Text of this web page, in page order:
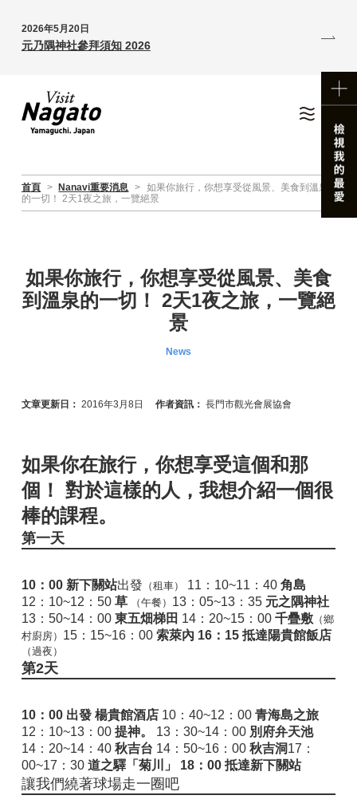
2026年5月20日
元乃隅神社參拜須知 2026
首頁 > Nanavi重要消息 > 如果你旅行，你想享受從風景、美食到溫泉
的一切！ 2天1夜之旅，一覽絕景
如果你旅行，你想享受從風景、美食
到溫泉的一切！ 2天1夜之旅，一覽絕
景
News
文章更新日： 2016年3月8日 作者資訊： 長門市觀光會展協會
如果你在旅行，你想享受這個和那
個！ 對於這樣的人，我想介紹一個很
棒的課程。
第一天
10：00 新下關站出發 （租車） 11：10~11：40角島
12：10~12：50 草 （午餐） 13：05~13：35 元之隅神社
13：50~14：00 東五畑梯田 14：20~15：00 千疊敷（鄉
村廚房） 15：15~16：00 索萊內 16：15 抵達陽貴館飯店
（過夜）
第2天
10：00 出發 楊貴館酒店 10：40~12：00青海島之旅
12：10~13：00 提神。 13：30~14：00 別府弁天池
14：20~14：40 秋吉台 14：50~16：00 秋吉洞17：
00~17：30 道之驛「菊川」 18：00 抵達新下關站
讓我們繞著球場走一圈吧